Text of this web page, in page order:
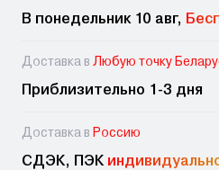
В понедельник 10 авг,
Доставка в Любую точку
Приблизительно 1-3 дня
Доставка в Россию
СДЭК, ПЭК